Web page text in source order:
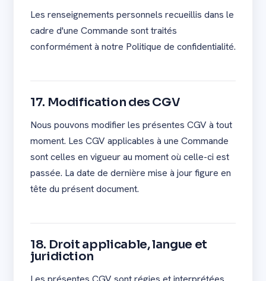
Les renseignements personnels recueillis dans le
cadre d'une Commande sont traités
conformément à notre Politique de confidentialité.
17. Modification des CGV
Nous pouvons modifier les présentes CGV à tout
moment. Les CGV applicables à une Commande
sont celles en vigueur au moment où celle-ci est
passée. La date de dernière mise à jour figure en
tête du présent document.
18. Droit applicable, langue et
juridiction